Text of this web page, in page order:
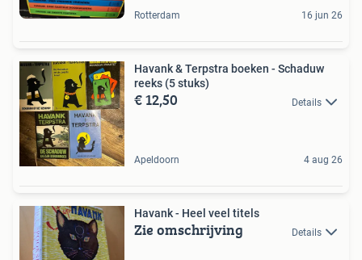
Rotterdam 16 jun 26
Havank & Terpstra boeken - Schaduw
reeks (5 stuks)
€ 12,50 Details
Apeldoorn 4 aug 26
Havank - Heel veel titels
Zie omschrijving Details